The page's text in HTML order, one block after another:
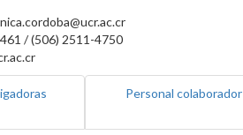
/ (506) 2511-4750
Personal colaborador